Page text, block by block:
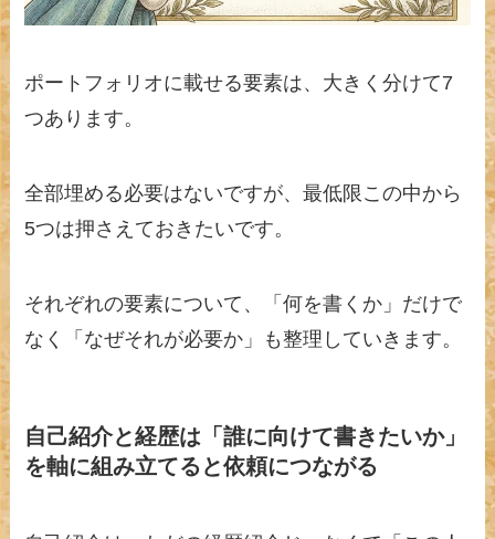
ポートフォリオに載せる要素は、大きく分けて7
つあります。
全部埋める必要はないですが、最低限この中から
5つは押さえておきたいです。
それぞれの要素について、「何を書くか」だけで
なく「なぜそれが必要か」も整理していきます。
自己紹介と経歴は「誰に向けて書きたいか」
を軸に組み立てると依頼につながる